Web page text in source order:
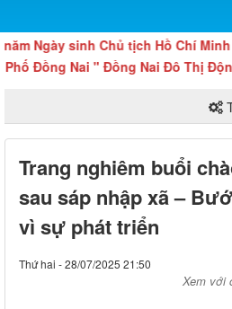
sinh Chủ tịch Hồ Chí Minh (19/
Nai " Đồng Nai Đô Thị Động
Trang nghiêm buổi
sau sáp nhập xã –
vì sự phát triển
Thứ hai - 28/07/2025 21:50
Xem với